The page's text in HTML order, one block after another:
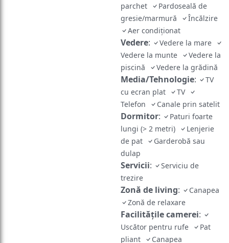
parchet
Pardoseală de
gresie/marmură
Încălzire
Aer condiționat
Vedere:
Vedere la mare
Vedere la munte
Vedere la
piscină
Vedere la grădină
Media/Tehnologie:
TV
cu ecran plat
TV
Telefon
Canale prin satelit
Dormitor:
Paturi foarte
lungi (> 2 metri)
Lenjerie
de pat
Garderobă sau
dulap
Servicii:
Serviciu de
trezire
Zonă de living:
Canapea
Zonă de relaxare
Facilităţile camerei:
Uscător pentru rufe
Pat
pliant
Canapea